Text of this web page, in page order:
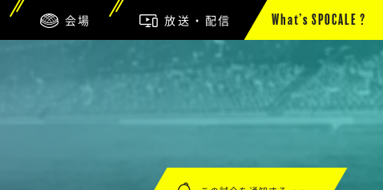
会場 放送・配信 What’s SPOCALE ?